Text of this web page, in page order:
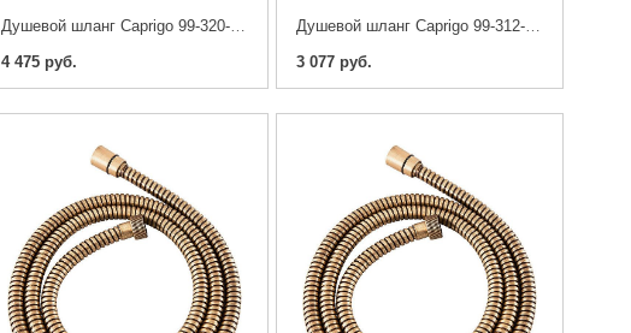
Душевой шланг Caprigo 99-320-oro 200 см
4 475 руб.
Душевой шланг Caprigo 99-312-oro 120 см
3 077 руб.